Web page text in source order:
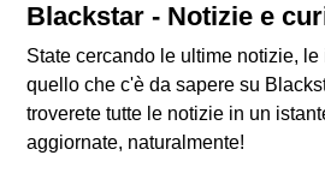
Blackstar - Notizie e
State cercando le ultime notizie,
quello che c'è da sapere su
troverete tutte le notizie in un
aggiornate, naturalmente!